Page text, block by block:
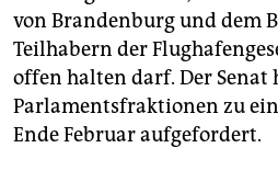
von Brandenburg und dem
Teilhabern der
offen halten darf. Der Senat
Parlamentsfraktionen zu
Ende Februar aufgefordert.